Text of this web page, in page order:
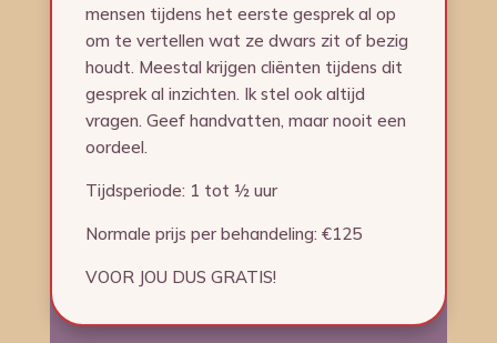
mensen tijdens het eerste gesprek al op
om te vertellen wat ze dwars zit of bezig
houdt. Meestal krijgen cliënten tijdens dit
gesprek al inzichten. Ik stel ook altijd
vragen. Geef handvatten, maar nooit een
oordeel.
Tijdsperiode: 1 tot ½ uur
Normale prijs per behandeling: €125
VOOR JOU DUS GRATIS!